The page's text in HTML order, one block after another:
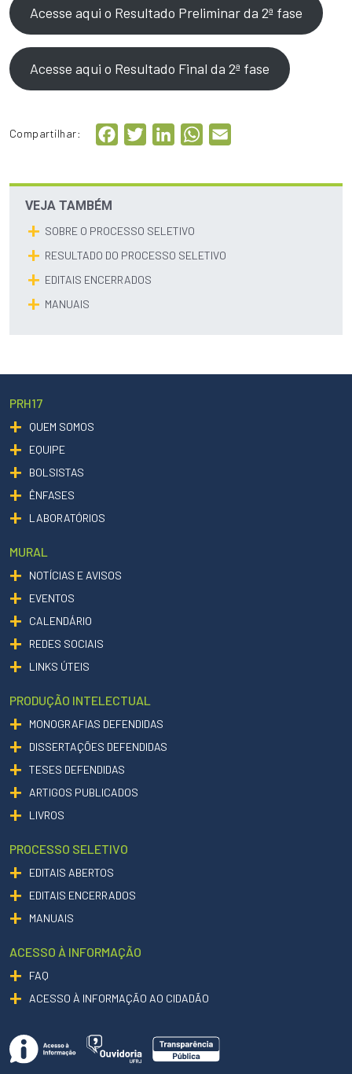
Acesse aqui o Resultado Preliminar da 2ª fase
Acesse aqui o Resultado Final da 2ª fase
Compartilhar: FacebookTwitterLinkedInWhatsApp
VEJA TAMBÉM
SOBRE O PROCESSO SELETIVO
RESULTADO DO PROCESSO SELETIVO
EDITAIS ENCERRADOS
MANUAIS
PRH17
QUEM SOMOS
EQUIPE
BOLSISTAS
ÊNFASES
LABORATÓRIOS
MURAL
NOTÍCIAS E AVISOS
EVENTOS
CALENDÁRIO
REDES SOCIAIS
LINKS ÚTEIS
PRODUÇÃO INTELECTUAL
MONOGRAFIAS DEFENDIDAS
DISSERTAÇÕES DEFENDIDAS
TESES DEFENDIDAS
ARTIGOS PUBLICADOS
LIVROS
PROCESSO SELETIVO
EDITAIS ABERTOS
EDITAIS ENCERRADOS
MANUAIS
ACESSO À INFORMAÇÃO
FAQ
ACESSO À INFORMAÇÃO AO CIDADÃO